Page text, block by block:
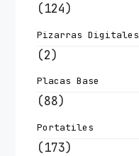
(124)
Pizarras Digitales
(2)
Placas Base
(88)
Portatiles
(173)